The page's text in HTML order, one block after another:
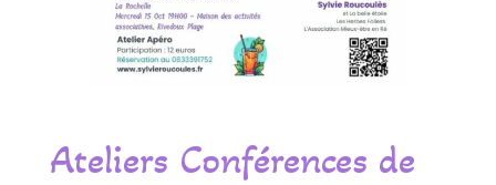
Ateliers Conférences de